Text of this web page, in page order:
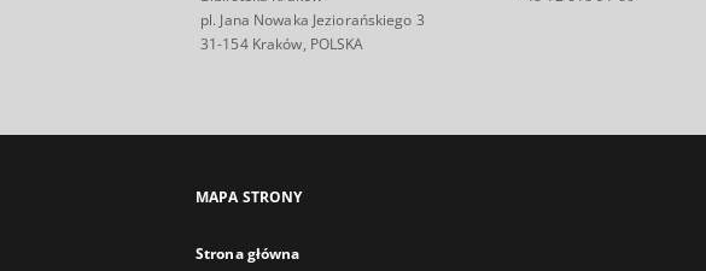
pl. Jana Nowaka Jeziorańskiego 3
31-154 Kraków, POLSKA
MAPA STRONY
Strona główna